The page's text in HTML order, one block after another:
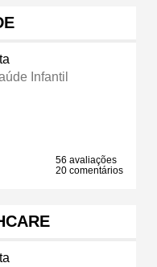
Infantil
56 avaliações
20 comentários